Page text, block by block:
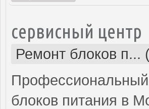
сервисный центр
Ремонт блоков п...
блоков питания в